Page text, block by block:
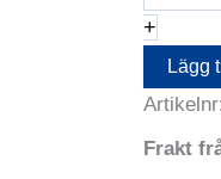
Cube
L
mängd
+
Lägg
Artikelnr:
Frakt